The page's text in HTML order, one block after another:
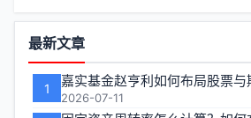
功
能
区
最新文章
1 嘉实基金赵亨利如何布局股票与
2026-07-11